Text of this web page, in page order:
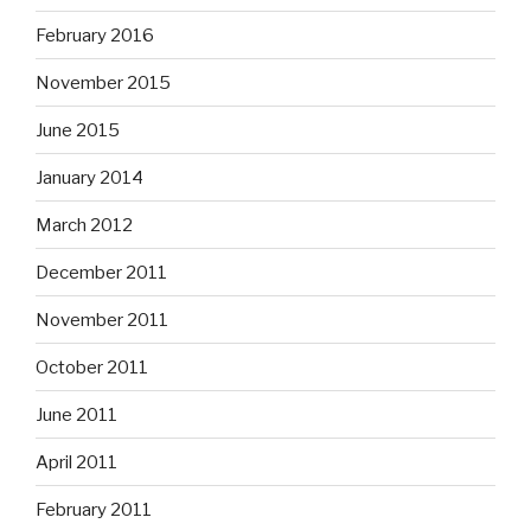
February 2016
November 2015
June 2015
January 2014
March 2012
December 2011
November 2011
October 2011
June 2011
April 2011
February 2011